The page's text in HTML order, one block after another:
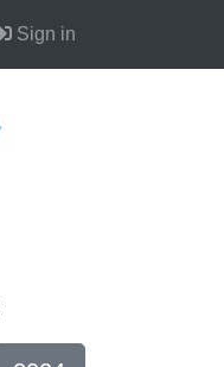
Sign in